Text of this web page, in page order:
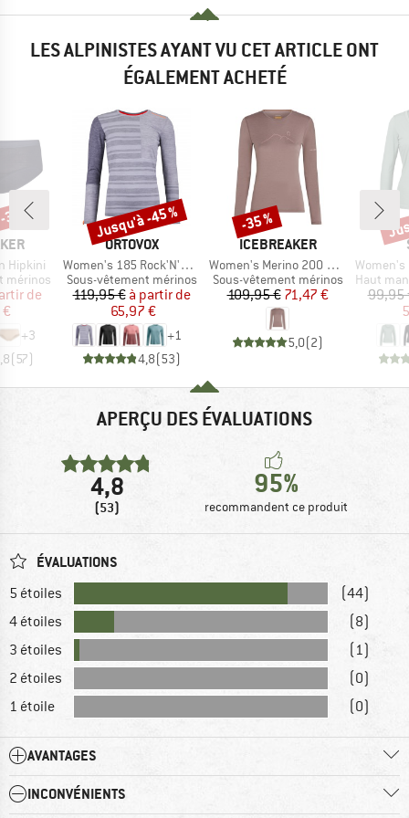
LES ALPINISTES AYANT VU CET ARTICLE ONT
ÉGALEMENT ACHETÉ
Hipkini
mérinos
réduit
de
+3
(57)
%
MARQUE
ORTOVOX
Article
Women's 185 Rock'N'Wool Long Sleeve
Product group
Sous-vêtement mérinos
Prix
119,95 € Prix réduit
à partir de
65,97 €
+1
4,8(53)
Remise
Jusqu'à -45 %
MARQUE
ICEBREAKER
Article
Women's Merino 200 Oasis L/S Crewe Rainer Ridge
Product group
Sous-vêtement mérinos
Prix
109,95 €Prix réduit
71,47 €
5,0(2)
Remise
-35 %
Article
Women's
Product
Haut
99,95
APERÇU DES ÉVALUATIONS
4,8
(53)
95%
recommandent ce produit
ÉVALUATIONS
5 étoiles
(44)
4 étoiles
(8)
3 étoiles
(1)
2 étoiles
(0)
1 étoile
(0)
AVANTAGES
INCONVÉNIENTS